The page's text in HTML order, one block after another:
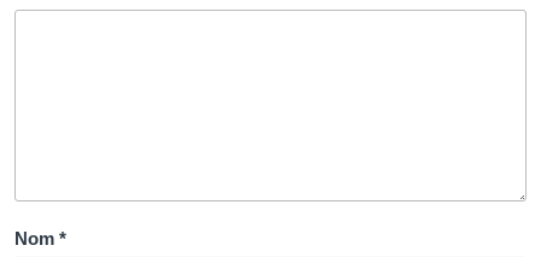
Nom *